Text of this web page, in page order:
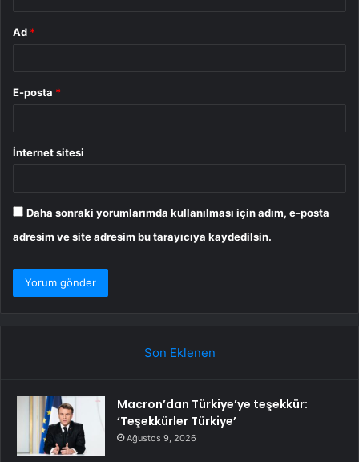
Ad *
E-posta *
İnternet sitesi
Daha sonraki yorumlarımda kullanılması için adım, e-posta
adresim ve site adresim bu tarayıcıya kaydedilsin.
Son Eklenen
Macron’dan Türkiye’ye teşekkür:
‘Teşekkürler Türkiye’
Ağustos 9, 2026